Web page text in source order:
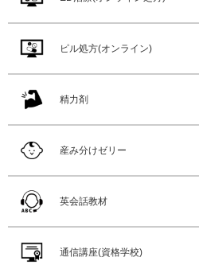
ピル処方(オンライン)
精力剤
産み分けゼリー
英会話教材
通信講座(資格学校)